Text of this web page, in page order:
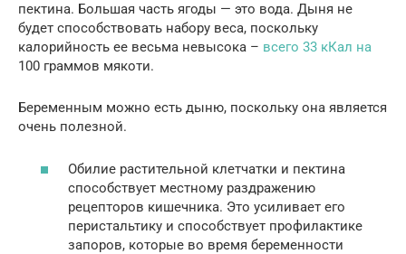
пектина. Большая часть ягоды — это вода. Дыня не
будет способствовать набору веса, поскольку
калорийность ее весьма невысока – всего 33 кКал на
100 граммов мякоти.
Беременным можно есть дыню, поскольку она является
очень полезной.
Обилие растительной клетчатки и пектина
способствует местному раздражению
рецепторов кишечника. Это усиливает его
перистальтику и способствует профилактике
запоров, которые во время беременности